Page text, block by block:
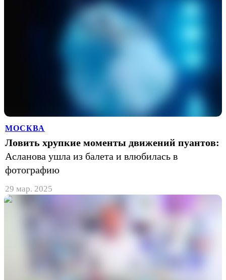
МОСКВА
Ловить хрупкие моменты движений пуантов:
Асланова ушла из балета и влюбилась в
фотографию
29 мар. 2025